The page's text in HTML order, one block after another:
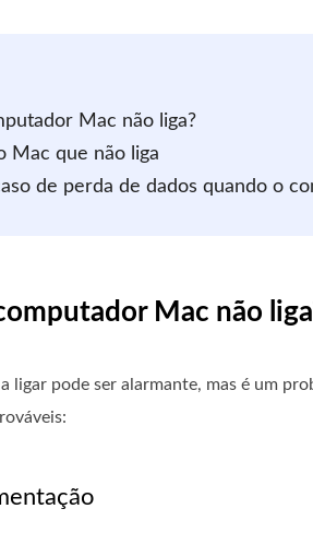
Mac não liga?
Mac que não liga
de perda de dados quando o
Mac não
ligar pode ser alarmante, mas é um